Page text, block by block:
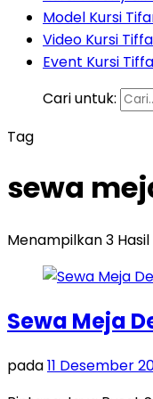
Model Kursi
Video Kursi
Event Kursi
Cari untuk:
Tag
sewa
Menampilkan 3 Hasil
Sewa Meja
pada11 Desember